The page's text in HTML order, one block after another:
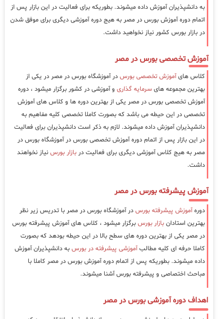
به دانشپذیران آموزش داده میشوند. بطوریکه برای فعالیت در این بازار پس از
اتمام دوره آموزش بورس در مصر به هیج دوره آموزشی دیگری برای موفق شدن
در بازار بورس کشور نیاز نخواهید داشت.
آموزش تخصصی بورس در مصر
کلاس هایآموزش تخصصی بورس در آموزشگاه بورس در مصر در یکی از
بهترین مجموعه های سرمایه گذاری و آموزشی در کشور برگزار میشود ، دوره
آموزش تخصصی بورس در مصر یکی از بهترین دوره ها و کلاس های آموزش
تخصصی در این حیطه می باشد که بصورت کاملا تخصصی کلیه مفاهیم به
دانشپذیران آموزش داده میشوند. لازم به ذکر است دانشپذیران برای فعالیت
در این بازار پس از اتمام دوره آموزش تخصصی بورس در آموزشگاه بورس در
مصر به هیج کلاس آموزشی دیگری برای فعالیت در بازار بورس نیاز نخواهند
داشت.
آموزش پیشرفته بورس در مصر
دورهآموزش پیشرفته بورس در آموزشگاه بورس در مصر با تدریس زیر نظر
بهترین استادان بازار بورس برگزار میشود ، کلاس های آموزش پیشرفته بورس
در مصر یکی از بهترین دوره های سطح بالا در این حیطه بودهد که بصورت
کاملا حرفه ای کلیه مطالبآموزشی پیشرفته در بورس به دانشپذیران آموزش
داده میشوند. بطوریکه پس از اتمام دوره آموزش بورس در مصر کاملا با
مباحث اختصاصی و پیشرفته بورس آشنا میشوند.
اهداف دوره آموزشی بورس در مصر